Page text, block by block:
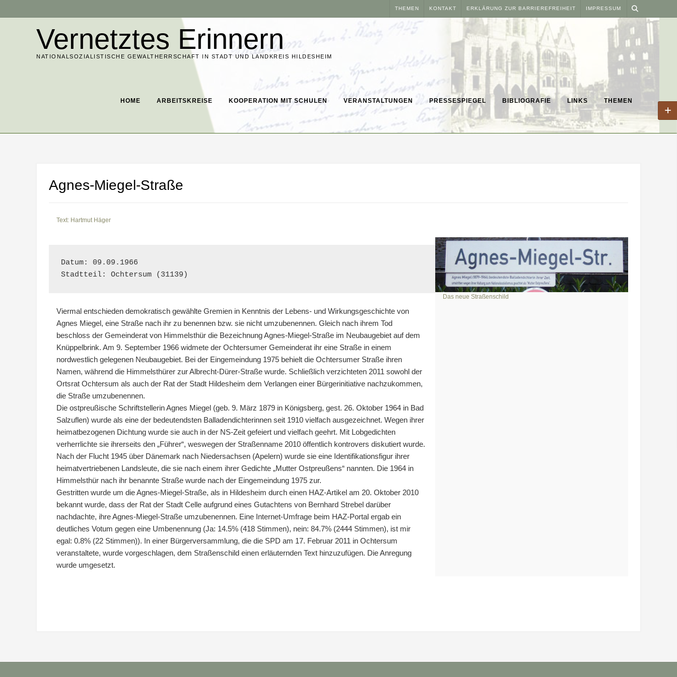
to
THEMEN KONTAKT ERKLÄRUNG ZUR BARRIEREFREIHEIT IMPRESSUM
Vernetztes Erinnern
NATIONALSOZIALISTISCHE GEWALTHERRSCHAFT IN STADT UND LANDKREIS HILDESHEIM
HOME ARBEITSKREISE KOOPERATION MIT SCHULEN VERANSTALTUNGEN PRESSESPIEGEL BIBLIOGRAFIE LINKS THEMEN
Agnes-Miegel-Straße
Text: Hartmut Häger
Datum: 09.09.1966
Stadtteil: Ochtersum (31139)
Viermal entschieden demokratisch gewählte Gremien in Kenntnis der Lebens- und Wirkungsgeschichte von
Agnes Miegel, eine Straße nach ihr zu benennen bzw. sie nicht umzubenennen. Gleich nach ihrem Tod
beschloss der Gemeinderat von Himmelsthür die Bezeichnung Agnes-Miegel-Straße im Neubaugebiet auf dem
Knüppelbrink. Am 9. September 1966 widmete der Ochtersumer Gemeinderat ihr eine Straße in einem
nordwestlich gelegenen Neubaugebiet. Bei der Eingemeindung 1975 behielt die Ochtersumer Straße ihren
Namen, während die Himmelsthürer zur Albrecht-Dürer-Straße wurde. Schließlich verzichteten 2011 sowohl der
Ortsrat Ochtersum als auch der Rat der Stadt Hildesheim dem Verlangen einer Bürgerinitiative nachzukommen,
die Straße umzubenennen.
Die ostpreußische Schriftstellerin Agnes Miegel (geb. 9. März 1879 in Königsberg, gest. 26. Oktober 1964 in Bad
Salzuflen) wurde als eine der bedeutendsten Balladendichterinnen seit 1910 vielfach ausgezeichnet. Wegen ihrer
heimatbezogenen Dichtung wurde sie auch in der NS-Zeit gefeiert und vielfach geehrt. Mit Lobgedichten
verherrlichte sie ihrerseits den „Führer“, weswegen der Straßenname 2010 öffentlich kontrovers diskutiert wurde.
Nach der Flucht 1945 über Dänemark nach Niedersachsen (Apelern) wurde sie eine Identifikationsfigur ihrer
heimatvertriebenen Landsleute, die sie nach einem ihrer Gedichte „Mutter Ostpreußens“ nannten. Die 1964 in
Himmelsthür nach ihr benannte Straße wurde nach der Eingemeindung 1975 zur.
Gestritten wurde um die Agnes-Miegel-Straße, als in Hildesheim durch einen HAZ-Artikel am 20. Oktober 2010
bekannt wurde, dass der Rat der Stadt Celle aufgrund eines Gutachtens von Bernhard Strebel darüber
nachdachte, ihre Agnes-Miegel-Straße umzubenennen. Eine Internet-Umfrage beim HAZ-Portal ergab ein
deutliches Votum gegen eine Umbenennung (Ja: 14.5% (418 Stimmen), nein: 84.7% (2444 Stimmen), ist mir
egal: 0.8% (22 Stimmen)). In einer Bürgerversammlung, die die SPD am 17. Februar 2011 in Ochtersum
veranstaltete, wurde vorgeschlagen, dem Straßenschild einen erläuternden Text hinzuzufügen. Die Anregung
wurde umgesetzt.
Das neue Straßenschild